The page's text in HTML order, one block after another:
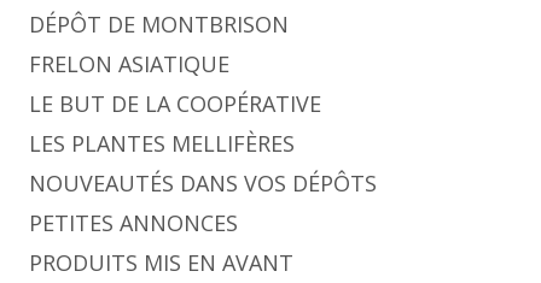
DÉPÔT DE MONTBRISON
FRELON ASIATIQUE
LE BUT DE LA COOPÉRATIVE
LES PLANTES MELLIFÈRES
NOUVEAUTÉS DANS VOS DÉPÔTS
PETITES ANNONCES
PRODUITS MIS EN AVANT